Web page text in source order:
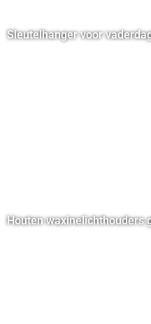
Sleutelhanger voor
Houten waxinelichthouders